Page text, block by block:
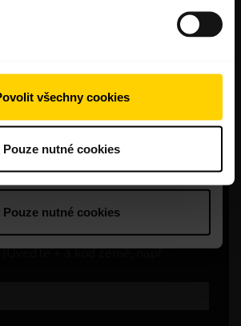
všechny cookies
Pouze nutné cookies